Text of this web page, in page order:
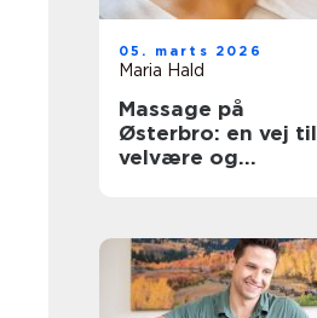
05. marts 2026
Maria Hald
Massage på
Østerbro: en vej til
velvære og